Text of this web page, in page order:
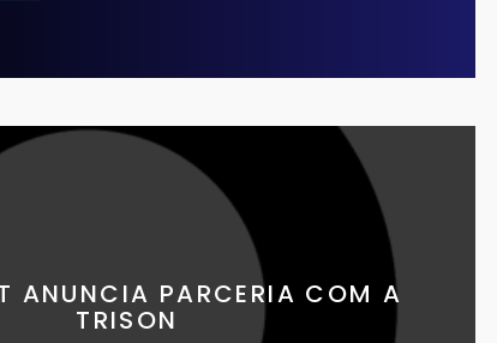
ANUNCIA PARCERIA COM A
TRISON